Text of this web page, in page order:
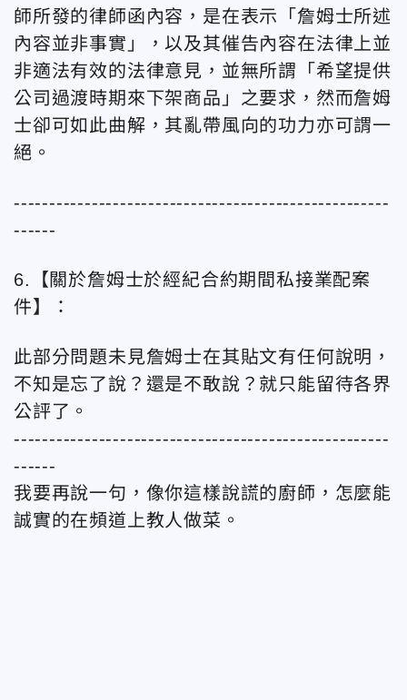
師所發的律師函內容，是在表示「詹姆士所述
內容並非事實」，以及其催告內容在法律上並
非適法有效的法律意見，並無所謂「希望提供
公司過渡時期來下架商品」之要求，然而詹姆
士卻可如此曲解，其亂帶風向的功力亦可謂一
絕。
-----------------------------------------------------
------
6.【關於詹姆士於經紀合約期間私接業配案
件】：
此部分問題未見詹姆士在其貼文有任何說明，
不知是忘了說？還是不敢說？就只能留待各界
公評了。
-----------------------------------------------------
------
我要再說一句，像你這樣說謊的廚師，怎麼能
誠實的在頻道上教人做菜。